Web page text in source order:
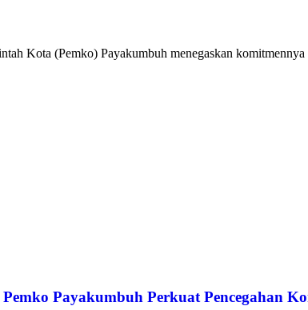
Kota (Pemko) Payakumbuh menegaskan
Payakumbuh Perkuat Pencegahan